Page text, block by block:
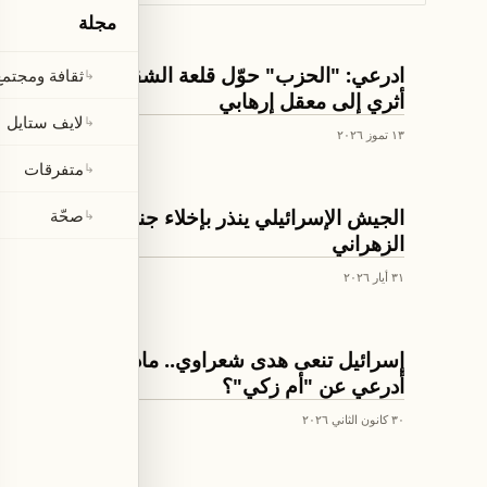
اخبار لبنان
ادرعي: "الحزب" حوّل قلعة الشقيف من موقع
أثري إلى معقل إرهابي
١٣ تموز ٢٠٢٦
اخبار لبنان
الجيش الإسرائيلي ينذر بإخلاء جنوب نهر
الزهراني
٣١ أيار ٢٠٢٦
لايف ستايل
إسرائيل تنعى هدى شعراوي.. ماذا قال أفيخاي
أدرعي عن "أم زكي"؟
٣٠ كانون الثاني ٢٠٢٦
مجلة
↳ثقافة
↳ لايف ستايل
↳متفرقات
↳صحّة